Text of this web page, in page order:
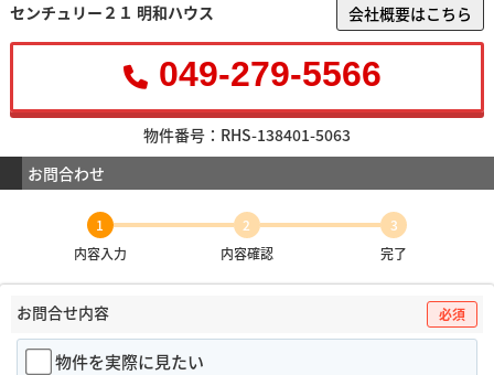
センチュリー２１ 明和ハウス
会社概要はこちら
049-279-5566
物件番号：RHS-138401-5063
お問合わせ
1
内容入力
2
内容確認
3
完了
お問合せ内容 必須
物件を実際に見たい